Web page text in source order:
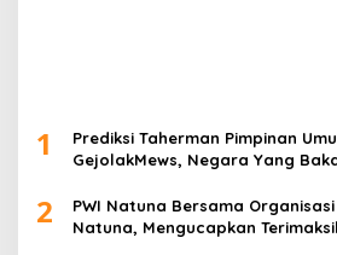
1
Prediksi Taherman Pimpinan
GejolakMews, Negara Yang
2
PWI Natuna Bersama
Natuna, Mengucapkan